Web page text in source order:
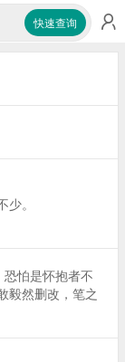
快速查询
。
恐怕是怀抱者不
毅然删改，笔之